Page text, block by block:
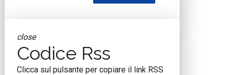
close
Codice Rss
Clicca sul pulsante per copiare il link RSS